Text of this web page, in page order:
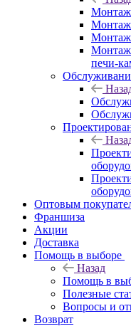
Монтаж
Монтаж
Монтаж
печи-
Оптовым
Франшиза
Акции
Доставка
Помощь в выборе
Назад
Помощь в
Полезные
Вопросы и
Возврат